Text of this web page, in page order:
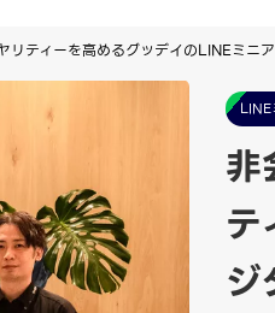
ティーを高めるグッデイのLINEミニ
LINE
非
ジ